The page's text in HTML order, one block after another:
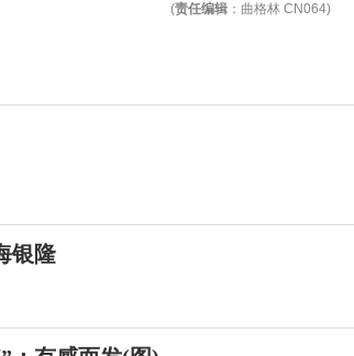
(责任编辑 ：曲格林 CN064)
银隆